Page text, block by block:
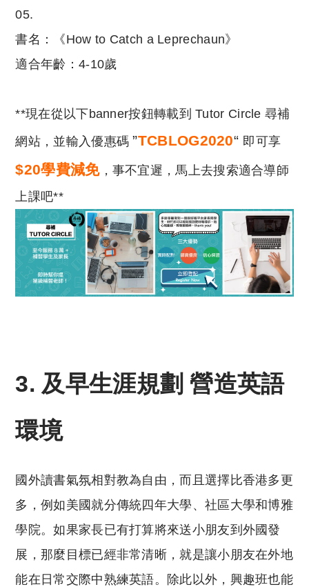
05.
書名：《How to Catch a Leprechaun》
適合年齡：4-10歲
**現在從以下banner按鈕轉載到 Tutor Circle 尋補
網站，並輸入優惠碼”TCBLOG2020“ 即可享
$20學費減免，事不宜遲，馬上去搜索適合導師
上課吧**
3. 及早生涯規劃 營造英語
環境
國外讀書氣氛相對教為自由，而且選擇比香港多更
多，例如美國就分傳統四年大學、社區大學和博雅
學院。如果家長已有打算將來送小朋友到外國發
展，那麼目標已經非常清晰，就是讓小朋友在外地
能在日常交際中熟練英語。除此以外，興趣班也能